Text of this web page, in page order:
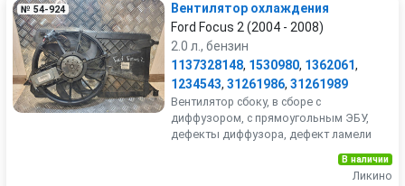
№ 54-924
Вентилятор охлаждения
Ford Focus 2 (2004 - 2008)
2.0 л., бензин
1137328148, 1530980, 1362061,
1234543, 31261986, 31261989
Вентилятор сбоку, в сборе с
диффузором, с прямоугольным ЭБУ,
дефекты диффузора, дефект ламели
В наличии
Ликино